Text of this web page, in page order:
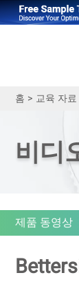
홈 > 교육 자료
비디
제품 동영상